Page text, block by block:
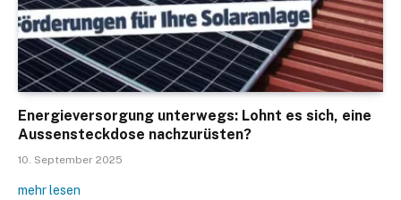
Energieversorgung unterwegs: Lohnt es sich, eine
Aussensteckdose nachzurüsten?
10. September 2025
mehr lesen